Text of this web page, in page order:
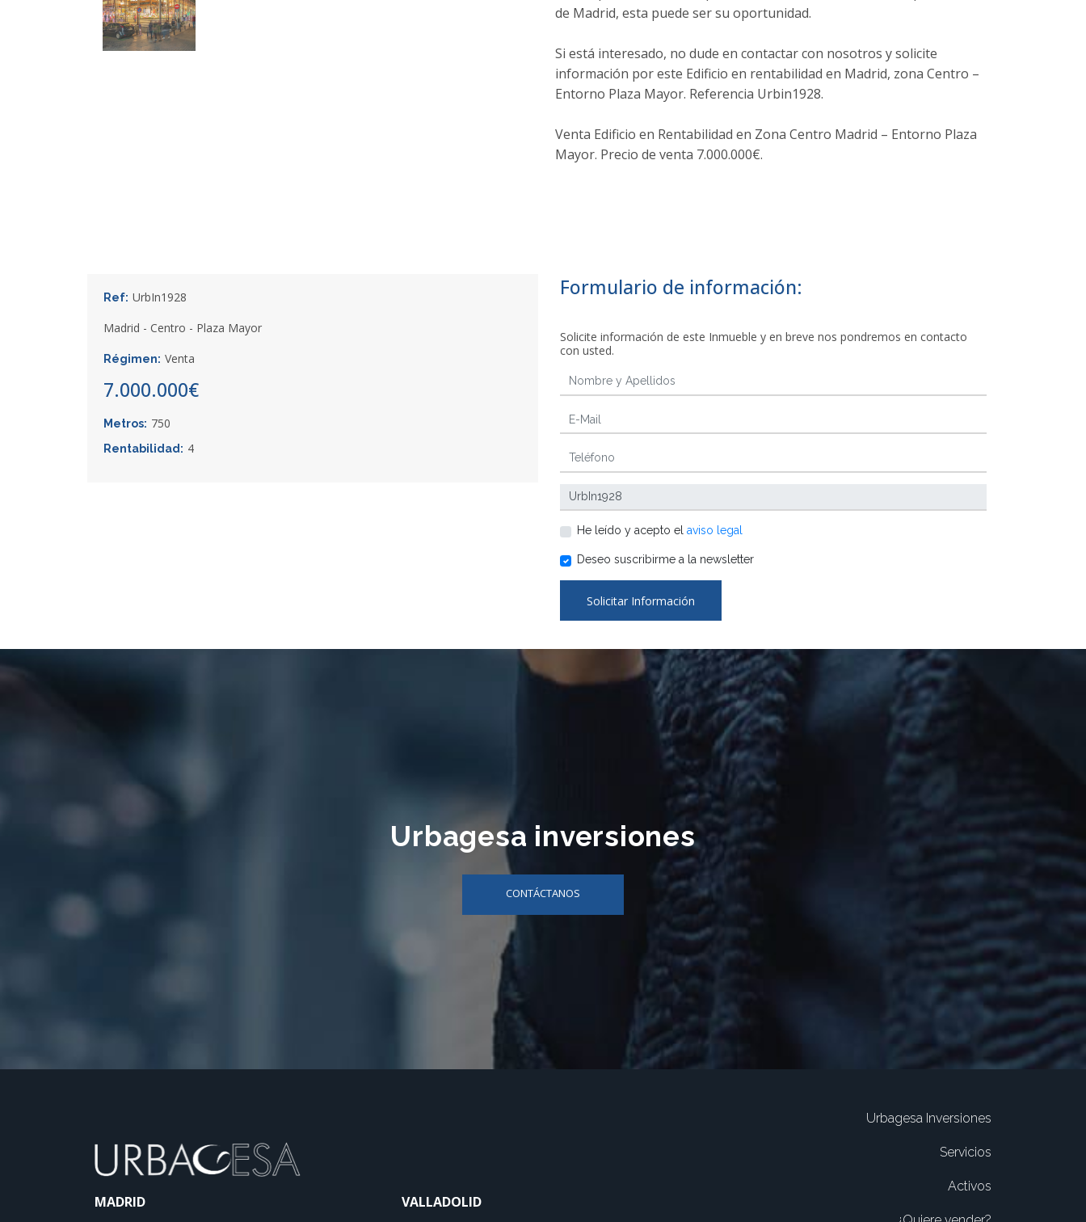
de Madrid, esta puede ser su oportunidad.
Si está interesado, no dude en contactar con nosotros y solicite
información por este Edificio en rentabilidad en Madrid, zona Centro –
Entorno Plaza Mayor. Referencia Urbin1928.
Venta Edificio en Rentabilidad en Zona Centro Madrid – Entorno Plaza
Mayor. Precio de venta 7.000.000€.
Ref: UrbIn1928
Madrid - Centro - Plaza Mayor
Régimen: Venta
7.000.000€
Metros: 750
Rentabilidad: 4
Formulario de información:
Solicite información de este Inmueble y en breve nos pondremos en contacto
con usted.
He leído y acepto el aviso legal
Deseo suscribirme a la newsletter
Solicitar Información
Urbagesa inversiones
CONTÁCTANOS
MADRID VALLADOLID
Urbagesa Inversiones
Servicios
Activos